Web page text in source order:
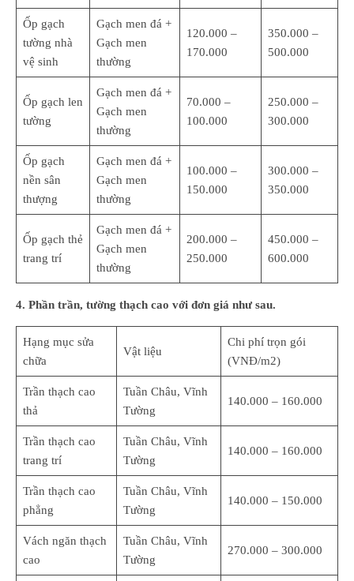
Ốp gạch
tường nhà
vệ sinh
Gạch men đá +
Gạch men
thường
120.000 –
170.000
350.000 –
500.000
Ốp gạch len
tường
Gạch men đá +
Gạch men
thường
70.000 –
100.000
250.000 –
300.000
Ốp gạch
nền sân
thượng
Gạch men đá +
Gạch men
thường
100.000 –
150.000
300.000 –
350.000
Ốp gạch thẻ
trang trí
Gạch men đá +
Gạch men
thường
200.000 –
250.000
450.000 –
600.000
4. Phần trần, tường thạch cao với đơn giá như sau.
Hạng mục sửa
chữa
Vật liệu
Chi phí trọn gói
(VNĐ/m2)
Trần thạch cao
thả
Tuần Châu, Vĩnh
Tường
140.000 – 160.000
Trần thạch cao
trang trí
Tuần Châu, Vĩnh
Tường
140.000 – 160.000
Trần thạch cao
phẳng
Tuần Châu, Vĩnh
Tường
140.000 – 150.000
Vách ngăn thạch
cao
Tuần Châu, Vĩnh
Tường
270.000 – 300.000